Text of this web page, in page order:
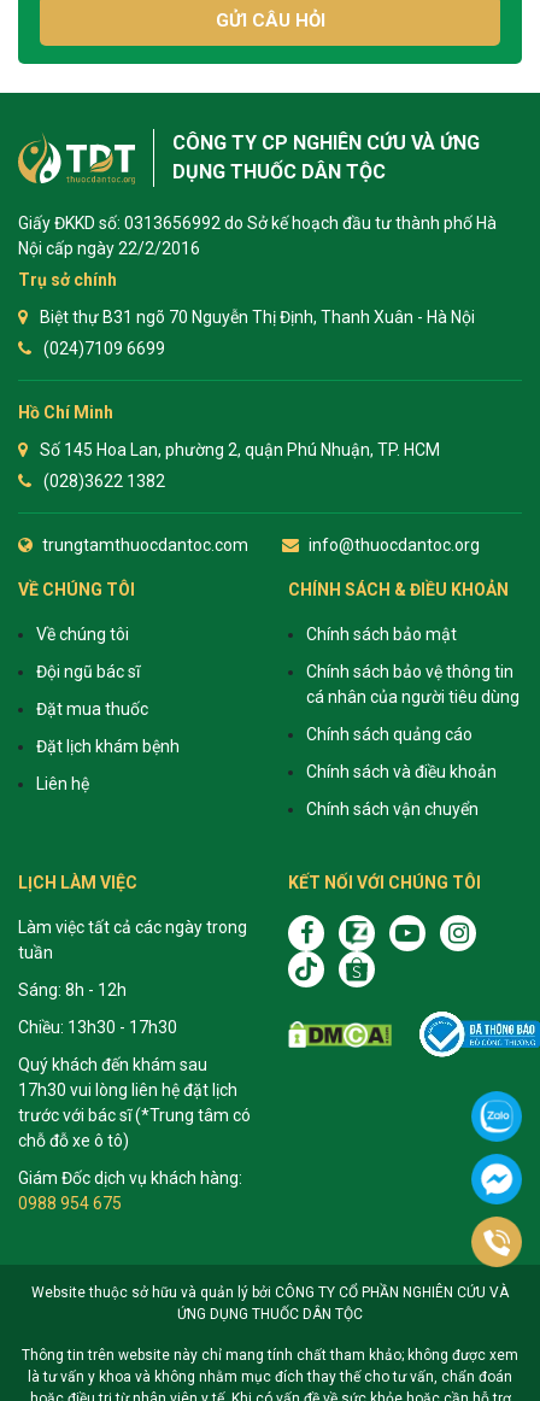
GỬI CÂU HỎI
CÔNG TY CP NGHIÊN CỨU VÀ ỨNG
DỤNG THUỐC DÂN TỘC
Giấy ĐKKD số: 0313656992 do Sở kế hoạch đầu tư thành phố Hà
Nội cấp ngày 22/2/2016
Trụ sở chính
Biệt thự B31 ngõ 70 Nguyễn Thị Định, Thanh Xuân - Hà Nội
(024)7109 6699
Hồ Chí Minh
Số 145 Hoa Lan, phường 2, quận Phú Nhuận, TP. HCM
(028)3622 1382
trungtamthuocdantoc.com info@thuocdantoc.org
VỀ CHÚNG TÔI
Về chúng tôi
Đội ngũ bác sĩ
Đặt mua thuốc
Đặt lịch khám bệnh
Liên hệ
CHÍNH SÁCH & ĐIỀU KHOẢN
Chính sách bảo mật
Chính sách bảo vệ thông tin
cá nhân của người tiêu dùng
Chính sách quảng cáo
Chính sách và điều khoản
Chính sách vận chuyển
LỊCH LÀM VIỆC
Làm việc tất cả các ngày trong
tuần
Sáng: 8h - 12h
Chiều: 13h30 - 17h30
Quý khách đến khám sau
17h30 vui lòng liên hệ đặt lịch
trước với bác sĩ (*Trung tâm có
chỗ đỗ xe ô tô)
Giám Đốc dịch vụ khách hàng:
0988 954 675
KẾT NỐI VỚI CHÚNG TÔI
Website thuộc sở hữu và quản lý bởi CÔNG TY CỔ PHẦN NGHIÊN CỨU VÀ
ỨNG DỤNG THUỐC DÂN TỘC
Thông tin trên website này chỉ mang tính chất tham khảo; không được xem
là tư vấn y khoa và không nhằm mục đích thay thế cho tư vấn, chẩn đoán